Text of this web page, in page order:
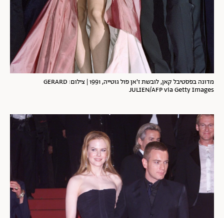
מדונה בפסטיבל קאן, לובשת ז'אן פול גוטייה, 1991 | צילום: GERARD
JULIEN/AFP via Getty Images